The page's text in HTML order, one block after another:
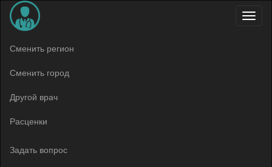
Меню
Сменить регион
Сменить город
Другой врач
Расценки
Задать вопрос